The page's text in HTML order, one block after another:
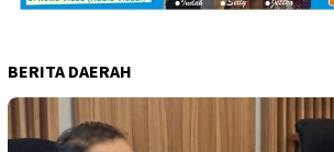
BERITA DAERAH